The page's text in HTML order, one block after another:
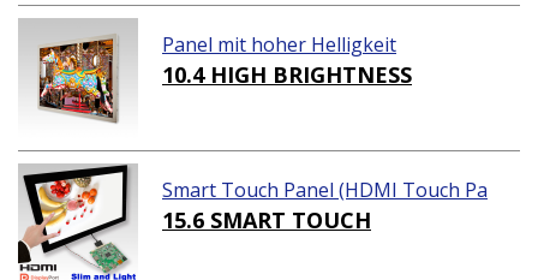
Panel mit hoher Helligkeit
10.4 HIGH BRIGHTNESS
Smart Touch Panel (HDMI Touch Pa
nel Lösungen)
15.6 SMART TOUCH